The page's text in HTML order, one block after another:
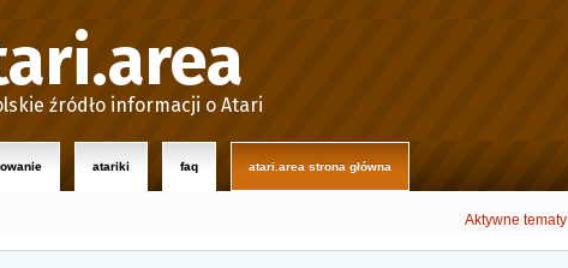
źródło informacji o Atari
atariki faq atari.area strona główna
Aktywne tematy